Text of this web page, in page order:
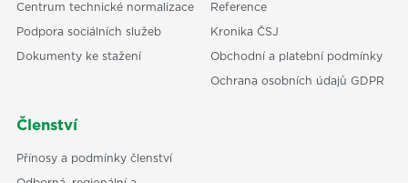
Centrum technické normalizace
Podpora sociálních služeb
Dokumenty ke stažení
Reference
Kronika ČSJ
Obchodní a platební podmínky
Ochrana osobních údajů GDPR
Členství
Přínosy a podmínky členství